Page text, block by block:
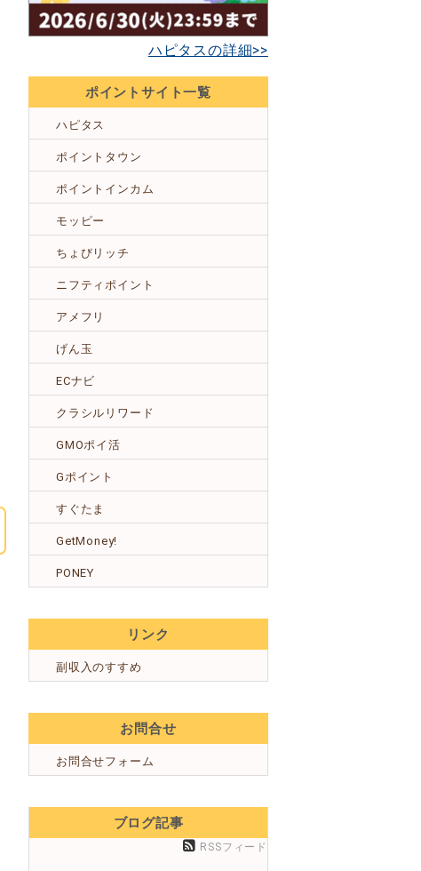
ハピタスの詳細>>
ポイントサイト一覧
ハピタス
ポイントタウン
ポイントインカム
モッピー
ちょびリッチ
ニフティポイント
アメフリ
げん玉
ECナビ
クラシルリワード
GMOポイ活
Gポイント
すぐたま
GetMoney!
PONEY
リンク
副収入のすすめ
お問合せ
お問合せフォーム
ブログ記事
RSSフィード